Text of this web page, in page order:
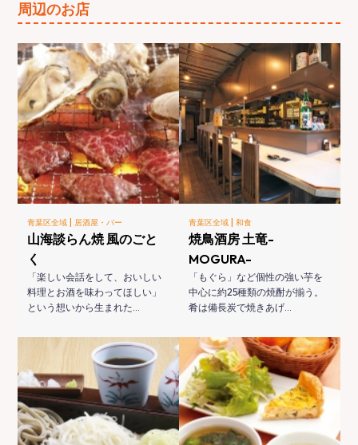
周辺のお店
青葉区全域 | 居酒屋・バー
山海談らん焼 風のごと
く
「楽しい会話をして、おいしい
料理とお酒を味わってほしい」
という想いから生まれた…
青葉区全域 | 和食
焼鳥酒房 土竜-
MOGURA-
「もぐら」など個性の強い芋を
中心に約25種類の焼酎が揃う。
肴は備長炭で焼きあげ…